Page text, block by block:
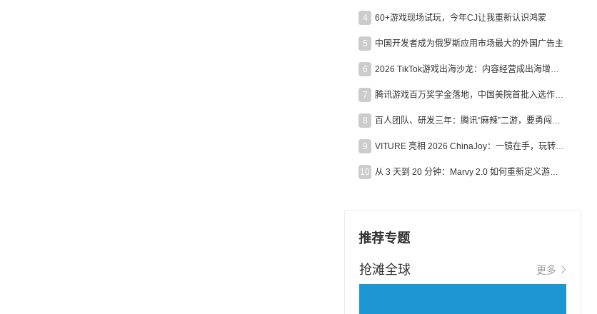
4 60+游戏现场试玩，今年CJ让我重新认识鸿蒙
5 中国开发者成为俄罗斯应用市场最大的外国广告主
6 2026 TikTok游戏出海沙龙：内容经营成出海增长新引擎
7 腾讯游戏百万奖学金落地，中国美院首批入选作品获业内关注
8 百人团队、研发三年：腾讯“麻辣”二游，要勇闯男性恋爱市场
9 VITURE 亮相 2026 ChinaJoy：一镜在手，玩转全场！
10 从 3 天到 20 分钟：Marvy 2.0 如何重新定义游戏出海营销效率？
推荐专题
抢滩全球 更多